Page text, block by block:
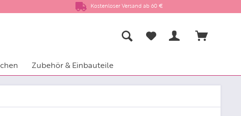
Kostenloser Versand ab 60 €
Zubehör & Einbauteile